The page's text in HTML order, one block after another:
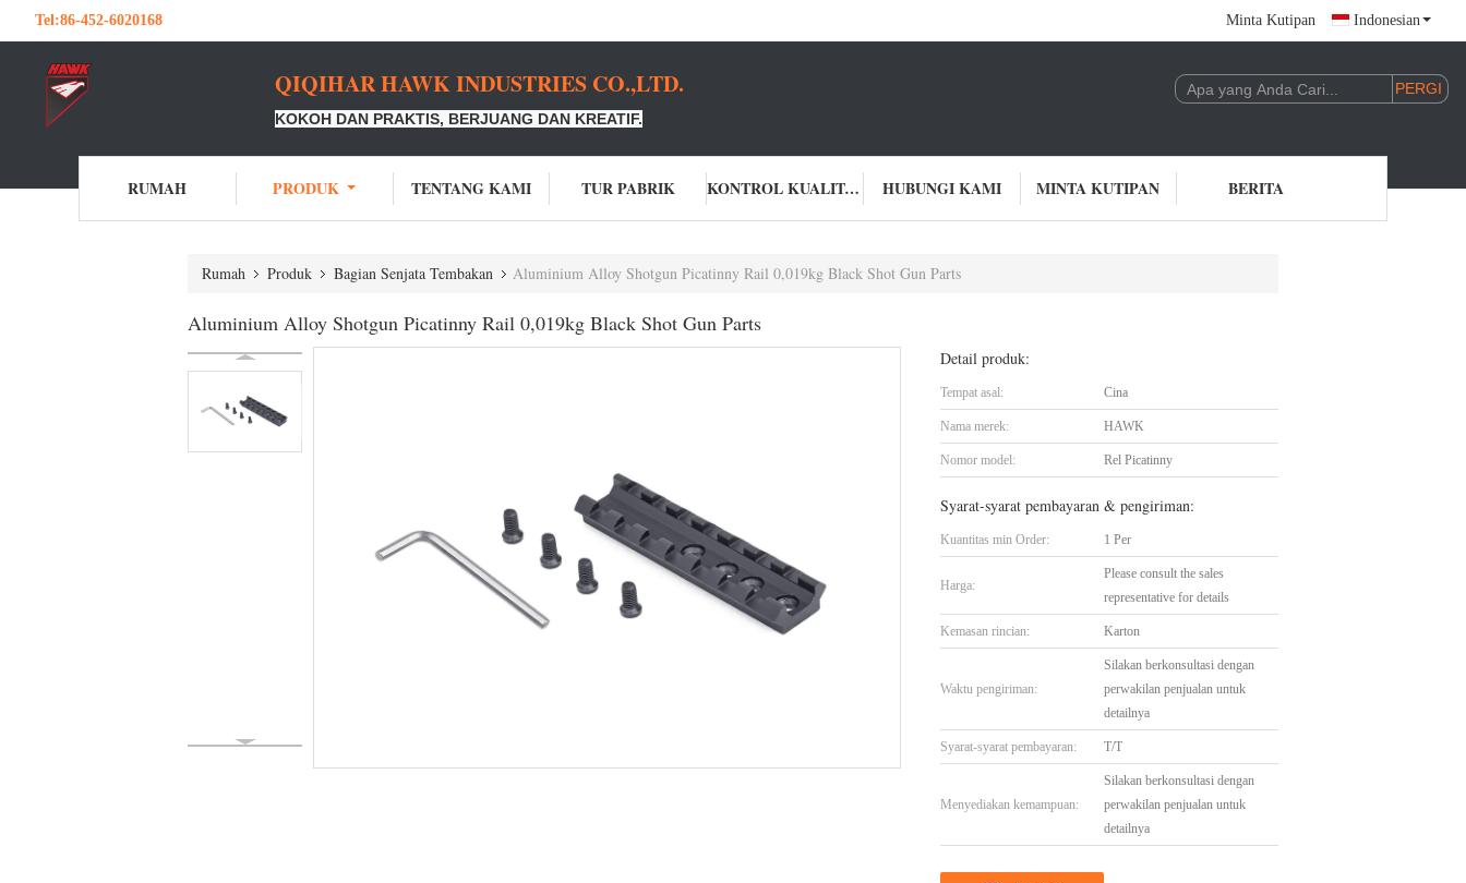
Tel:86-452-6020168 Minta Kutipan Indonesian
QIQIHAR HAWK INDUSTRIES CO.,LTD.
KOKOH DAN PRAKTIS, BERJUANG DAN KREATIF.
RUMAH PRODUK TENTANG KAMI TUR PABRIK KONTROL KUALITAS HUBUNGI KAMI MINTA KUTIPAN BERITA
Rumah Produk Bagian Senjata Tembakan Aluminium Alloy Shotgun Picatinny Rail 0,019kg Black Shot Gun Parts
Aluminium Alloy Shotgun Picatinny Rail 0,019kg Black Shot Gun Parts
Detail produk:
Tempat asal: Cina
Nama merek: HAWK
Nomor model: Rel Picatinny
Syarat-syarat pembayaran & pengiriman:
Kuantitas min Order: 1 Per
Harga:
Please consult the sales
representative for details
Kemasan rincian: Karton
Waktu pengiriman:
Silakan berkonsultasi dengan
perwakilan penjualan untuk
detailnya
Syarat-syarat pembayaran: T/T
Menyediakan kemampuan:
Silakan berkonsultasi dengan
perwakilan penjualan untuk
detailnya